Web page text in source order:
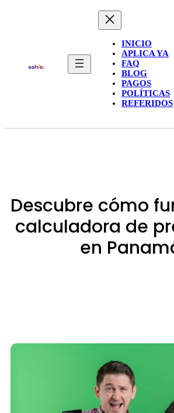
INICIO
APLICA YA
FAQ
BLOG
PAGOS
POLÍTICAS
REFERIDOS
Descubre cómo
calculadora de
en